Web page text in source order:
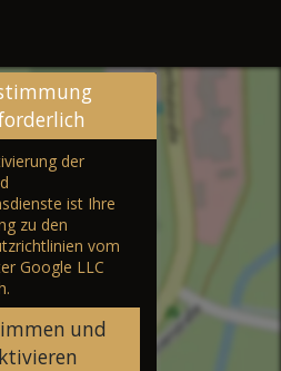
der
ist Ihre
zu den
vom
Google LLC
und